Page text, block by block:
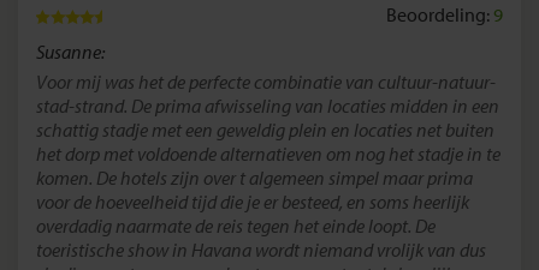
Beoordeling: 9
Susanne:
Voor mij was het de perfecte combinatie van cultuur-natuur-
stad-strand. De prima afwisseling van locaties midden in een
schattig stadje met een geweldig plein en locaties net buiten
het dorp met voldoende alternatieven om nog het stadje in te
komen. De hotels zijn over t algemeen simpel maar prima
voor de hoeveelheid tijd die je er besteed, en soms heerlijk
overdadig naarmate de reis tegen het einde loopt. De
toeristische show in Havana wordt niemand vrolijk van dus